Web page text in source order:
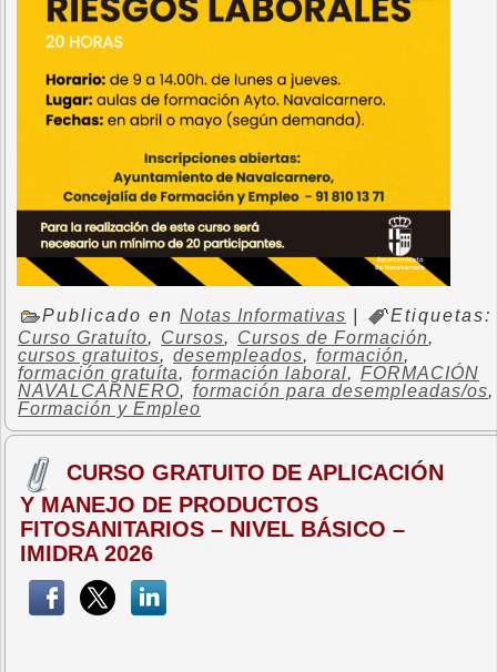
Publicado en Notas Informativas
Etiquetas:
Curso Gratuíto, Cursos, Cursos de Formación,
cursos gratuitos, desempleados, formación,
formación gratuíta, formación laboral, FORMACIÓN
NAVALCARNERO, formación para desempleadas/os,
Formación y Empleo
CURSO GRATUITO DE APLICACIÓN
Y MANEJO DE PRODUCTOS
FITOSANITARIOS – NIVEL BÁSICO –
IMIDRA 2026